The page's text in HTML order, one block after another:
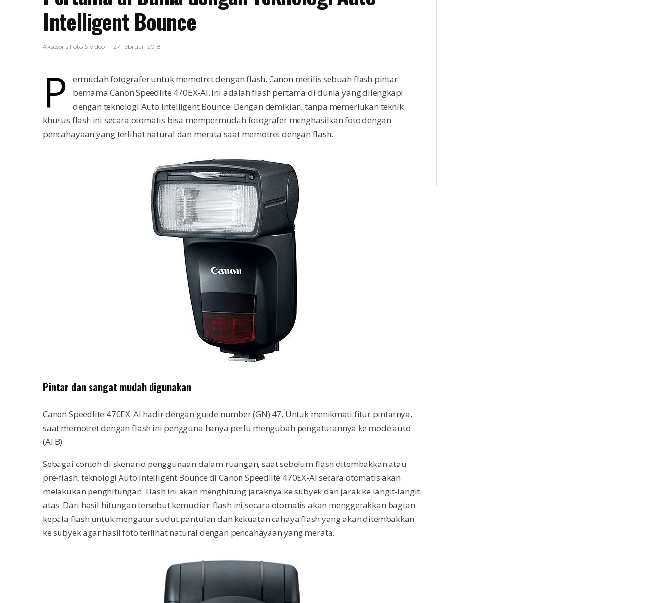
Intelligent Bounce
Aksesoris Foto & Video · 27 Februari 2018
P
ermudah fotografer untuk memotret dengan flash, Canon merilis sebuah flash pintar
bernama Canon Speedlite 470EX-AI. Ini adalah flash pertama di dunia yang dilengkapi
dengan teknologi Auto Intelligent Bounce. Dengan demikian, tanpa memerlukan teknik
khusus flash ini secara otomatis bisa mempermudah fotografer menghasilkan foto dengan
pencahayaan yang terlihat natural dan merata saat memotret dengan flash.
Pintar dan sangat mudah digunakan
Canon Speedlite 470EX-AI hadir dengan guide number (GN) 47. Untuk menikmati fitur pintarnya,
saat memotret dengan flash ini pengguna hanya perlu mengubah pengaturannya ke mode auto
(AI.B)
Sebagai contoh di skenario penggunaan dalam ruangan, saat sebelum flash ditembakkan atau
pre-flash, teknologi Auto Intelligent Bounce di Canon Speedlite 470EX-AI secara otomatis akan
melakukan penghitungan. Flash ini akan menghitung jaraknya ke subyek dan jarak ke langit-langit
atas. Dari hasil hitungan tersebut kemudian flash ini secara otomatis akan menggerakkan bagian
kepala flash untuk mengatur sudut pantulan dan kekuatan cahaya flash yang akan ditembakkan
ke subyek agar hasil foto terlihat natural dengan pencahayaan yang merata.